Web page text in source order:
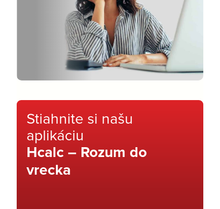
Stiahnite si našu
aplikáciu
Hcalc – Rozum do
vrecka